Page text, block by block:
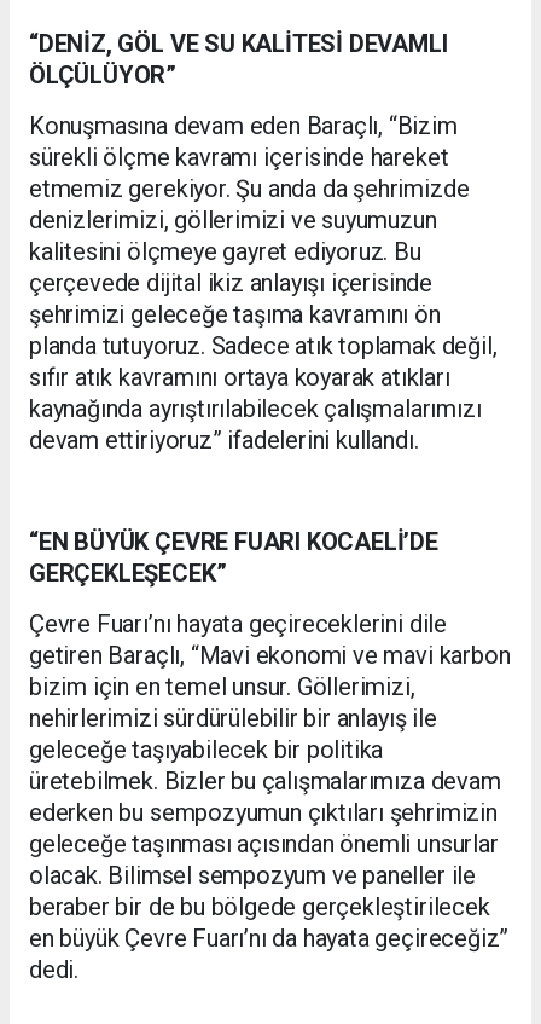
“DENİZ, GÖL VE SU KALİTESİ DEVAMLI
ÖLÇÜLÜYOR”
Konuşmasına devam eden Baraçlı, “Bizim
sürekli ölçme kavramı içerisinde hareket
etmemiz gerekiyor. Şu anda da şehrimizde
denizlerimizi, göllerimizi ve suyumuzun
kalitesini ölçmeye gayret ediyoruz. Bu
çerçevede dijital ikiz anlayışı içerisinde
şehrimizi geleceğe taşıma kavramını ön
planda tutuyoruz. Sadece atık toplamak değil,
sıfır atık kavramını ortaya koyarak atıkları
kaynağında ayrıştırılabilecek çalışmalarımızı
devam ettiriyoruz” ifadelerini kullandı.
“EN BÜYÜK ÇEVRE FUARI KOCAELİ’DE
GERÇEKLEŞECEK”
Çevre Fuarı’nı hayata geçireceklerini dile
getiren Baraçlı, “Mavi ekonomi ve mavi karbon
bizim için en temel unsur. Göllerimizi,
nehirlerimizi sürdürülebilir bir anlayış ile
geleceğe taşıyabilecek bir politika
üretebilmek. Bizler bu çalışmalarımıza devam
ederken bu sempozyumun çıktıları şehrimizin
geleceğe taşınması açısından önemli unsurlar
olacak. Bilimsel sempozyum ve paneller ile
beraber bir de bu bölgede gerçekleştirilecek
en büyük Çevre Fuarı’nı da hayata geçireceğiz”
dedi.